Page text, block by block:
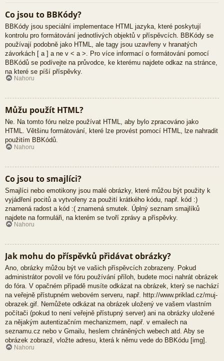
Co jsou to BBKódy?
BBKódy jsou speciální implementace HTML jazyka, které poskytují
kontrolu pro formátování jednotlivých objektů v příspěvcích. BBKódy se
používají podobně jako HTML, ale tagy jsou uzavřeny v hranatých
závorkách [ a ] a ne v < a >. Pro více informací o formátování pomocí
BBKódů se podívejte na průvodce, ke kterému najdete odkaz na stránce,
na které se píší příspěvky.
Nahoru
Můžu použít HTML?
Ne. Na tomto fóru nelze používat HTML, aby bylo zpracováno jako
HTML. Většinu formátování, které lze provést pomocí HTML, lze nahradit
použitím BBKódů.
Nahoru
Co jsou to smajlíci?
Smajlíci nebo emotikony jsou malé obrázky, které můžou být použity k
vyjádření pocitů a vytvořeny za použití krátkého kódu, např. kód :)
znamená radost a kód :( znamená smutek. Úplný seznam smajlíků
najdete na formuláři, na kterém se tvoří zprávy a příspěvky.
Nahoru
Jak mohu do příspěvků přidávat obrázky?
Ano, obrázky můžou být ve vašich příspěvcích zobrazeny. Pokud
administrátor povolil ve fóru používání příloh, budete moci nahrát obrázek
do fóra. V opačném případě musíte odkázat na obrázek, který se nachází
na veřejně přístupném webovém serveru, např. http://www.priklad.cz/muj-
obrazek.gif. Nemůžete odkázat na obrázek uložený ve vašem vlastním
počítači (pokud to není veřejně přístupný server) ani na obrázky uložené
za nějakým autentizačním mechanizmem, např. v emailech na
seznamu.cz nebo v Gmailu, heslem chráněných webech atd. Aby se
obrázek zobrazil, vložte adresu, která k němu vede do BBKódu [img].
Nahoru